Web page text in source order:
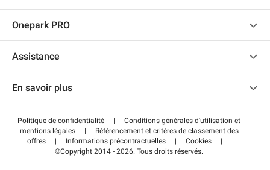
Recrutement
Onepark PRO
Accéder à mon espace partenaire
Assistance
Centre d'aide
Régler votre stationnement FLOW
En savoir plus
Wiki
Guide du stationnement
Politique de confidentialité |
Conditions générales d'utilisation et
mentions légales
|
Référencement et critères de classement des
offres
| Informations précontractuelles | Cookies
|
©Copyright 2014 - 2026. Tous droits réservés.